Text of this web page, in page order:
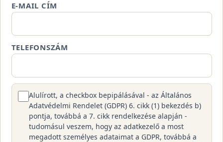
E-MAIL CÍM
TELEFONSZÁM
Alulírott, a checkbox bepipálásával - az Általános
Adatvédelmi Rendelet (GDPR) 6. cikk (1) bekezdés b)
pontja, továbbá a 7. cikk rendelkezése alapján -
tudomásul veszem, hogy az adatkezelő a most
megadott személyes adataimat a GDPR, továbbá a